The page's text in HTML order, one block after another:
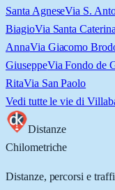
Santa AgneseVia S.
BiagioVia Santa
AnnaVia Giacomo
GiuseppeVia Fondo de
RitaVia San Paolo
Vedi tutte le vie di
Distanze
Chilometriche
Distanze, percorsi e